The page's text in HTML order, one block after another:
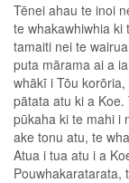
Tēnei ahau te inoi
te whakawhiwhia
tamaiti nei te
puta mārama ai a
whākī i Tōu
pātata atu ki a
pūkaha ki te mahi i
ake tonu atu, te
Atua i tua atu i a
Pouwhakaratarata,